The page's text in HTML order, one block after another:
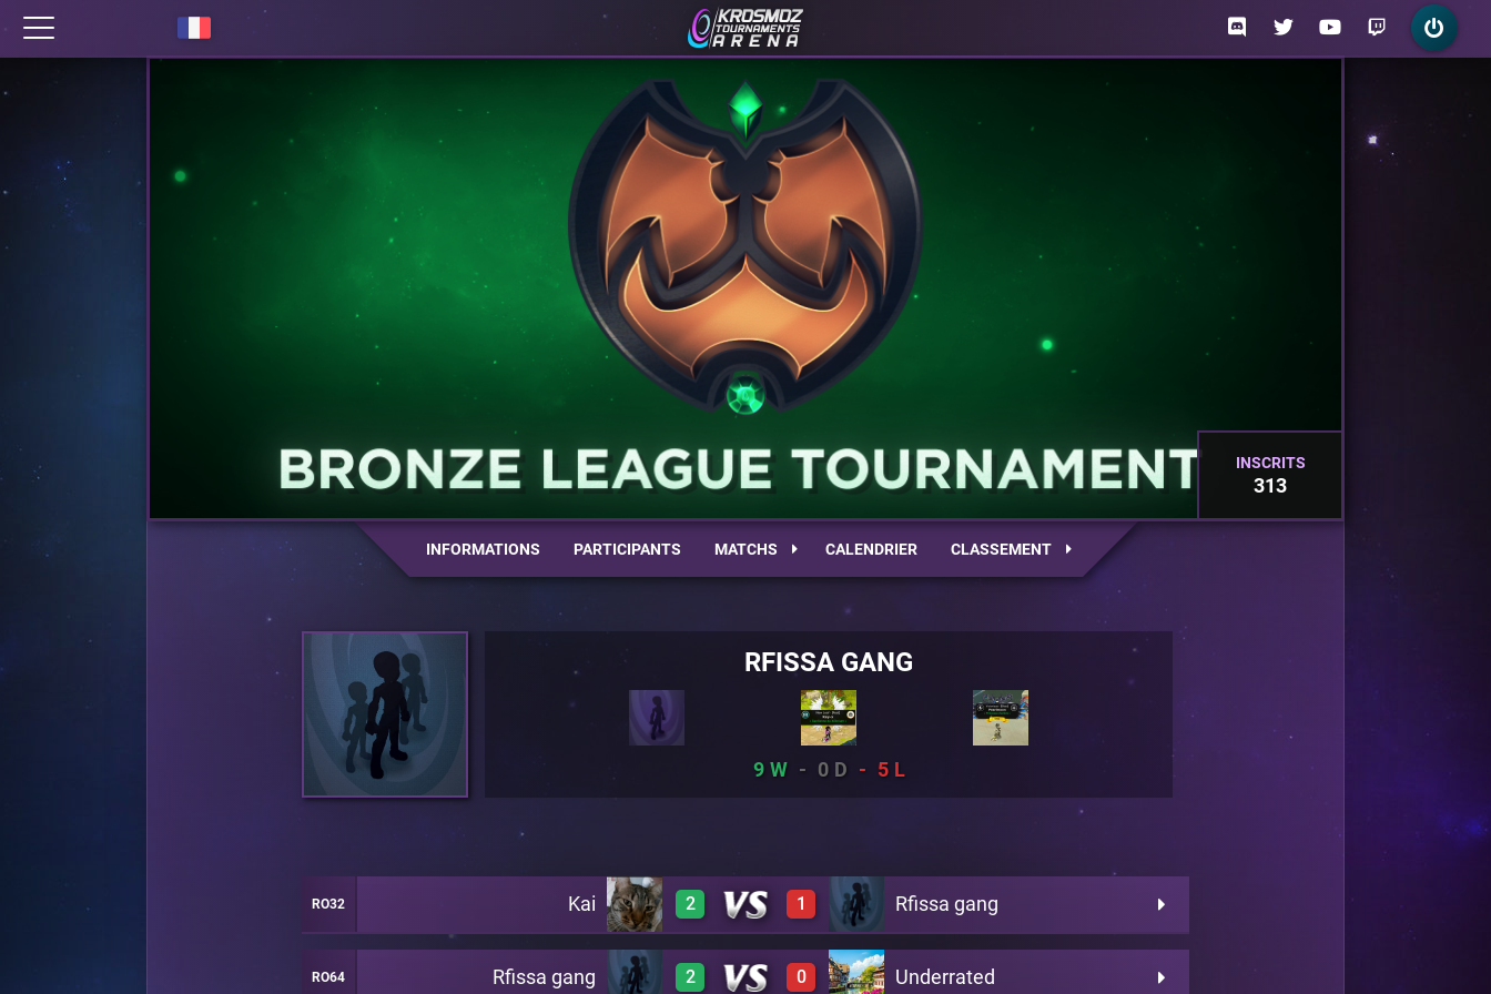
INSCRITS
313
INFORMATIONS PARTICIPANTS MATCHS CALENDRIER CLASSEMENT
RFISSA GANG
9 0 5
RO32 Kai 2 Rfissa gang
1
0 A20 2
RO64 Rfissa gang 2 Underrated
0